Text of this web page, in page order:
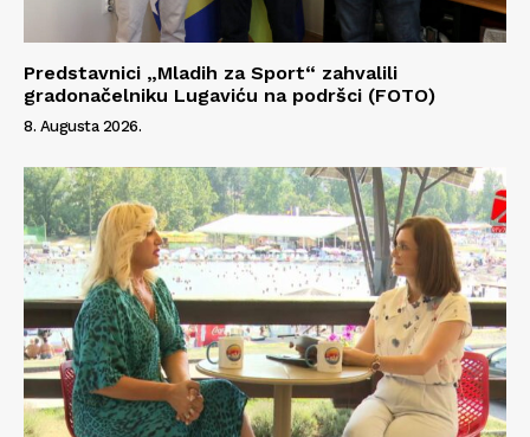
Predstavnici „Mladih za Sport“ zahvalili
gradonačelniku Lugaviću na podršci (FOTO)
8. Augusta 2026.